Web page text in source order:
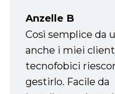
Anzelle B
Così semplice da
anche i miei
tecnofobici
gestirlo. Facile da